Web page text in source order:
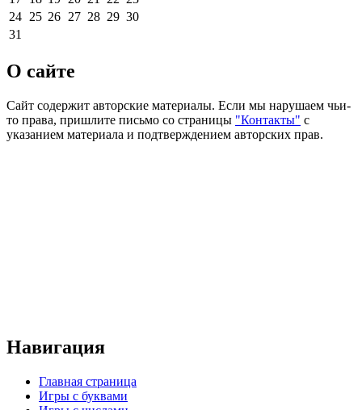
24 25 26 27 28 29 30
31
О сайте
Сайт содержит авторские материалы. Если мы нарушаем чьи-
то права, пришлите письмо со страницы "Контакты" с
указанием материала и подтверждением авторских прав.
Навигация
Главная страница
Игры с буквами